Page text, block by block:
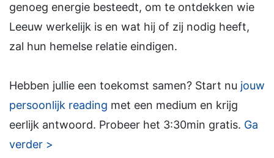
genoeg energie besteedt, om te ontdekken wie
Leeuw werkelijk is en wat hij of zij nodig heeft,
zal hun hemelse relatie eindigen.
Hebben jullie een toekomst samen? Start nu jouw
persoonlijk reading met een medium en krijg
eerlijk antwoord. Probeer het 3:30min gratis. Ga
verder >